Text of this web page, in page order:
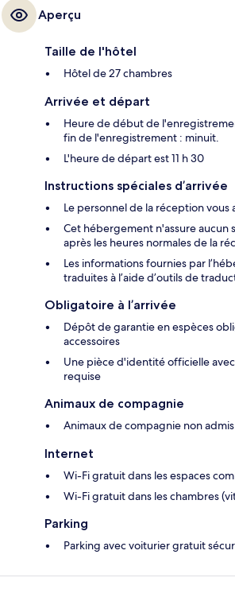
Aperçu
Taille de l'hôtel
Hôtel de 27 chambres
Arrivée et départ
Heure de début de
fin de l'enregistrement : minuit.
L'heure de départ est 11 h 30
Instructions spéciales d’arrivée
Le personnel de la réception vous
Cet hébergement n'assure
après les heures normales de la
Les informations fournies par
traduites à l’aide d’outils de
Obligatoire à l’arrivée
Dépôt de garantie en espèces
accessoires
Une pièce d'identité officielle
requise
Animaux de compagnie
Animaux de compagnie non admis
Internet
Wi-Fi gratuit dans les espaces
Wi-Fi gratuit dans les chambres
Parking
Parking avec voiturier gratuit